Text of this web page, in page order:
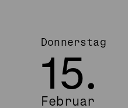
Donnerstag
15.
Februar